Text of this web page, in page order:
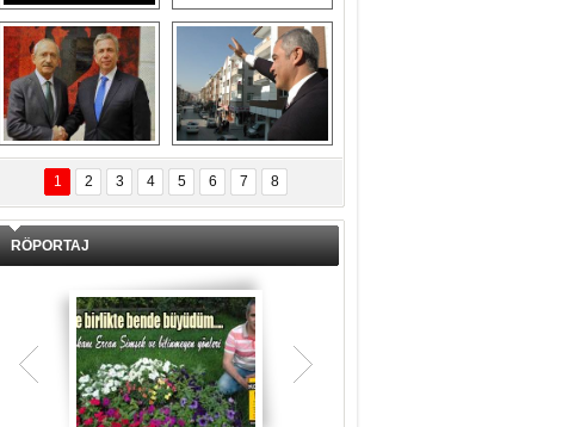
Asla Yalnız
Yürümeyeceksin
Uzun Adam
GÖKÇEK'TEN
HOLLYWOOD
FİLMLERİNİ
ARATMAYAN
TANITIM
DAL İÇERİ ZÜBÜK!
ERCAN ŞİMŞEK
GÖLBAŞI'NDA
KASIRGA ETKİSİ
YARATTI !
1 2 3 4 5 6 7 8
RÖPORTAJ
Teşrik tekbiri nedir? Ne anlama gelir?